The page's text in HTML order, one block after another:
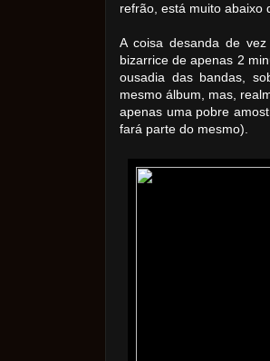
refrão, está muito abaixo
A coisa desanda de vez
bizarrice de apenas 2
ousadia das bandas,
mesmo álbum, mas,
apenas uma pobre
fará parte do mesmo).